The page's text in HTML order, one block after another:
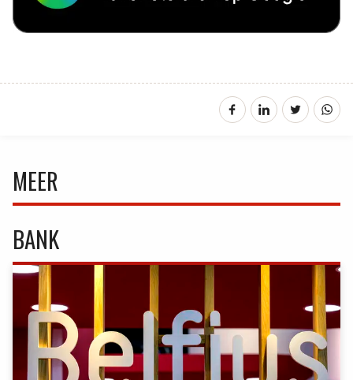
MEER
BANK